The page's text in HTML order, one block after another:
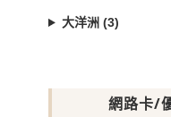
大洋洲 (3)
網路卡/